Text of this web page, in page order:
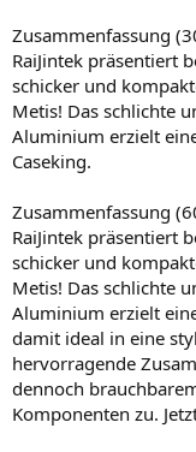
Zusammenfassung
RaiJintek präsentiert
schicker und
Metis! Das schlichte
Aluminium erzielt
Caseking.
Zusammenfassung
RaiJintek präsentiert
schicker und
Metis! Das schlichte
Aluminium erzielt
damit ideal in eine
hervorragende
dennoch
Komponenten zu.